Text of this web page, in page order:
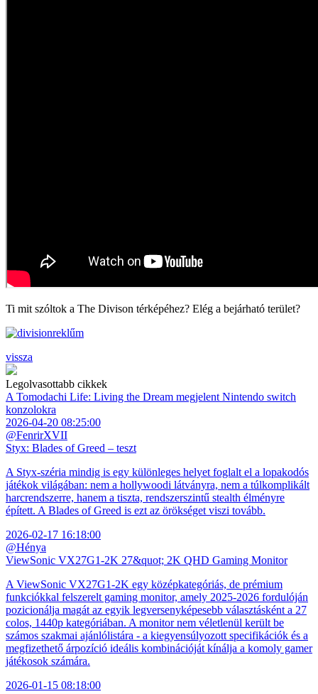
Ti mit szóltok a The Divison térképéhez? Elég a bejárható terület?
vissza
Legolvasottabb cikkek
A Tomodachi Life: Living the Dream megjelent Nintendo switch
konzolokra
2026-04-20 08:25:00
@FenrirXVII
Styx: Blades of Greed – teszt
A Styx-széria mindig is egy különleges helyet foglalt el a lopakodós
játékok világában: nem a hollywoodi látványra, nem a túlkomplikált
harcrendszerre, hanem a tiszta, rendszerszintű stealth élményre
épített. A Blades of Greed is ezt az örökséget viszi tovább.
2026-02-17 16:18:00
@Hénya
ViewSonic VX27G1-2K 27&quot; 2K QHD Gaming Monitor
A ViewSonic VX27G1-2K egy középkategóriás, de prémium
funkciókkal felszerelt gaming monitor, amely 2025-2026 fordulóján
pozicionálja magát az egyik legversenyképesebb választásként a 27
colos, 1440p kategóriában. A monitor nem véletlenül került be
számos szakmai ajánlólistára - a kiegyensúlyozott specifikációk és a
megfizethető árpozíció ideális kombinációját kínálja a komoly gamer
játékosok számára.
2026-01-15 08:18:00